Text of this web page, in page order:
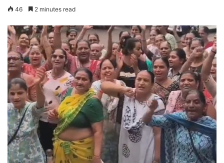
46 2 minutes read